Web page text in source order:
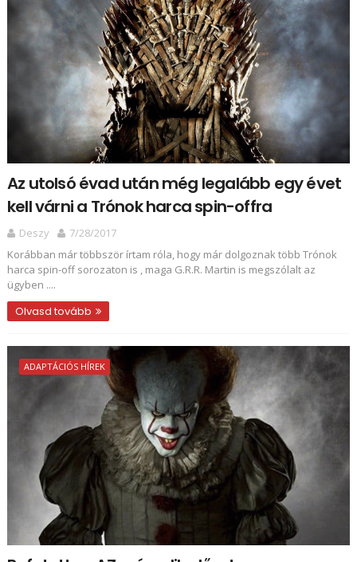
Az utolsó évad után még legalább egy évet
kell várni a Trónok harca spin-offra
Deszy
7/28/2017
Korábban már többször írtam róla, hogy már dolgoznak több Trónok
harca spin-off sorozaton is , maga G.R.R. Martin is megszólalt az
ügyben ....
Olvasd tovább
ADAPTÁCIÓS HÍREK